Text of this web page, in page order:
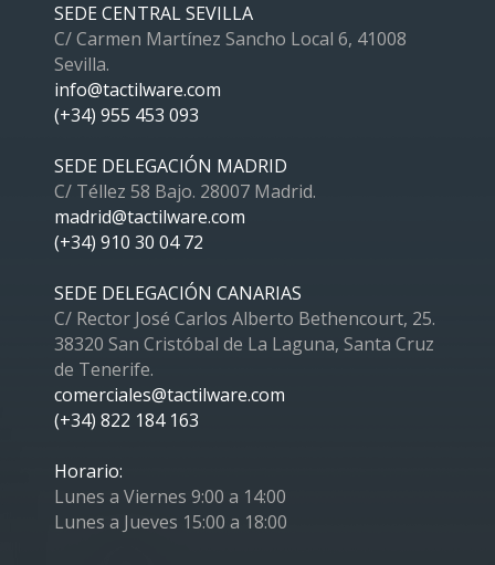
SEDE CENTRAL SEVILLA
C/ Carmen Martínez Sancho Local 6, 41008
Sevilla.
info@tactilware.com
(+34) 955 453 093
SEDE DELEGACIÓN MADRID
C/ Téllez 58 Bajo. 28007 Madrid.
madrid@tactilware.com
(+34) 910 30 04 72
SEDE DELEGACIÓN CANARIAS
C/ Rector José Carlos Alberto Bethencourt, 25.
38320 San Cristóbal de La Laguna, Santa Cruz
de Tenerife.
comerciales@tactilware.com
(+34) 822 184 163
Horario:
Lunes a Viernes 9:00 a 14:00
Lunes a Jueves 15:00 a 18:00